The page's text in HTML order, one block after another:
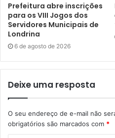
A influenza pode causar
complicações graves,
vulneráveis. A vacinação
* Texto atualizado às 10h30
Prefeitura abre inscrições
para os VIII Jogos dos
Servidores Municipais de
Londrina
6 de agosto de 2026
Deixe uma resposta
O seu endereço de e-mail não
obrigatórios são marcados com *